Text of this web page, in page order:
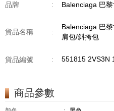
品牌 : Balenciaga 巴
貨品名稱 :
Balenciaga 巴
肩包/斜挎包
貨品編號 : 551815 2VS3N
商品參數